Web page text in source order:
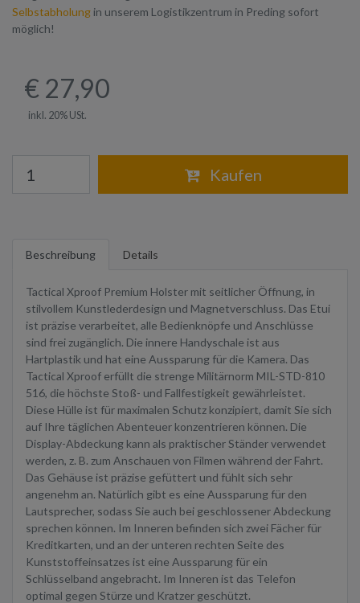
Selbstabholung in unserem Logistikzentrum in Preding sofort
möglich!
€ 27,90
inkl. 20% USt.
Kaufen
Beschreibung Details
Tactical Xproof Premium Holster mit seitlicher Öffnung, in
stilvollem Kunstlederdesign und Magnetverschluss. Das Etui
ist präzise verarbeitet, alle Bedienknöpfe und Anschlüsse
sind frei zugänglich. Die innere Handyschale ist aus
Hartplastik und hat eine Aussparung für die Kamera. Das
Tactical Xproof erfüllt die strenge Militärnorm MIL-STD-810
516, die höchste Stoß- und Fallfestigkeit gewährleistet.
Diese Hülle ist für maximalen Schutz konzipiert, damit Sie sich
auf Ihre täglichen Abenteuer konzentrieren können. Die
Display-Abdeckung kann als praktischer Ständer verwendet
werden, z. B. zum Anschauen von Filmen während der Fahrt.
Das Gehäuse ist präzise gefüttert und fühlt sich sehr
angenehm an. Natürlich gibt es eine Aussparung für den
Lautsprecher, sodass Sie auch bei geschlossener Abdeckung
sprechen können. Im Inneren befinden sich zwei Fächer für
Kreditkarten, und an der unteren rechten Seite des
Kunststoffeinsatzes ist eine Aussparung für ein
Schlüsselband angebracht. Im Inneren ist das Telefon
optimal gegen Stürze und Kratzer geschützt.